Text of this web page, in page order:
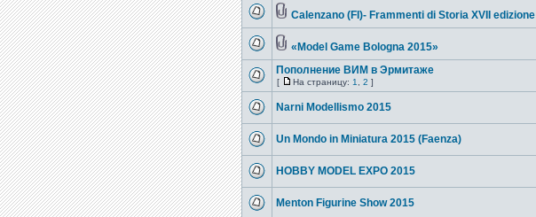
Calenzano (FI)- Frammenti di Storia XVII edizione
«Model Game Bologna 2015»
Пополнение ВИМ в Эрмитаже
[ На страницу: 1 2 ]
Narni Modellismo 2015
Un Mondo in Miniatura 2015 (Faenza)
HOBBY MODEL EXPO 2015
Menton Figurine Show 2015